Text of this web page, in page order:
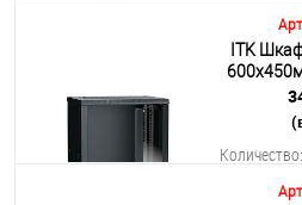
ITK
Количество: